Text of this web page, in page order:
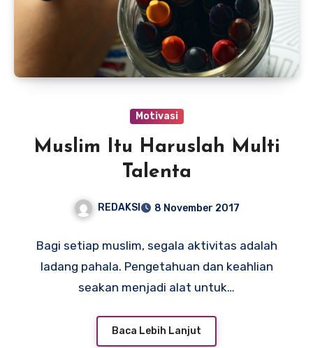
Motivasi
Muslim Itu Haruslah Multi
Talenta
REDAKSI 8 November 2017
Bagi setiap muslim, segala aktivitas adalah
ladang pahala. Pengetahuan dan keahlian
seakan menjadi alat untuk…
Baca Lebih Lanjut